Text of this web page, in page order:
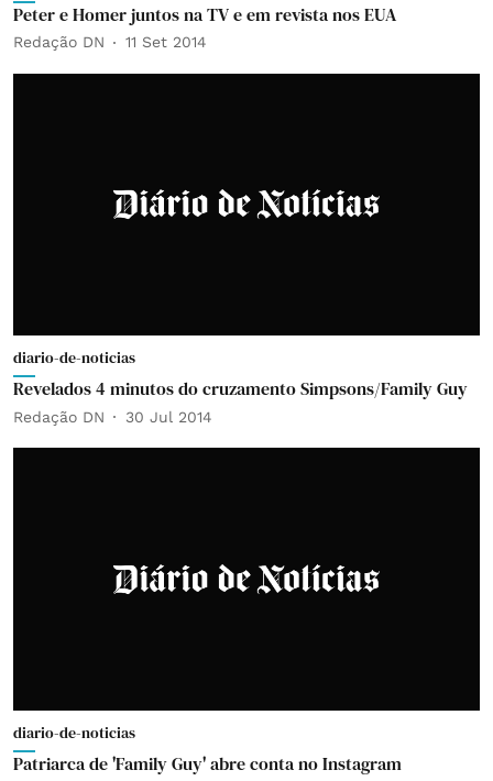
Peter e Homer juntos na TV e em revista nos EUA
Redação DN 11 Set 2014
diario-de-noticias
Revelados 4 minutos do cruzamento Simpsons/Family Guy
Redação DN 30 Jul 2014
diario-de-noticias
Patriarca de 'Family Guy' abre conta no Instagram